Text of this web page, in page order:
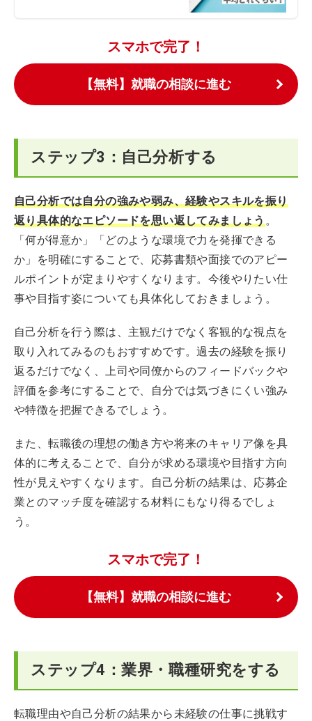
スマホで完了！
【無料】就職の相談に進む
ステップ3：自己分析する
自己分析では自分の強みや弱み、経験やスキルを振り
返り具体的なエピソードを思い返してみましょう。
「何が得意か」「どのような環境で力を発揮できる
か」を明確にすることで、応募書類や面接でのアピー
ルポイントが定まりやすくなります。今後やりたい仕
事や目指す姿についても具体化しておきましょう。
自己分析を行う際は、主観だけでなく客観的な視点を
取り入れてみるのもおすすめです。過去の経験を振り
返るだけでなく、上司や同僚からのフィードバックや
評価を参考にすることで、自分では気づきにくい強み
や特徴を把握できるでしょう。
また、転職後の理想の働き方や将来のキャリア像を具
体的に考えることで、自分が求める環境や目指す方向
性が見えやすくなります。自己分析の結果は、応募企
業とのマッチ度を確認する材料にもなり得るでしょ
う。
スマホで完了！
【無料】就職の相談に進む
ステップ4：業界・職種研究をする
転職理由や自己分析の結果から未経験の仕事に挑戦す